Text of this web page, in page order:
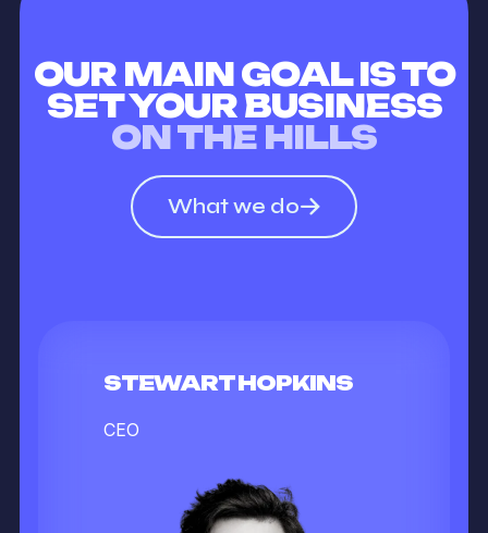
OUR MAIN GOAL IS TO
SET YOUR BUSINESS
ON THE HILLS
What we do
STEWART HOPKINS
CEO